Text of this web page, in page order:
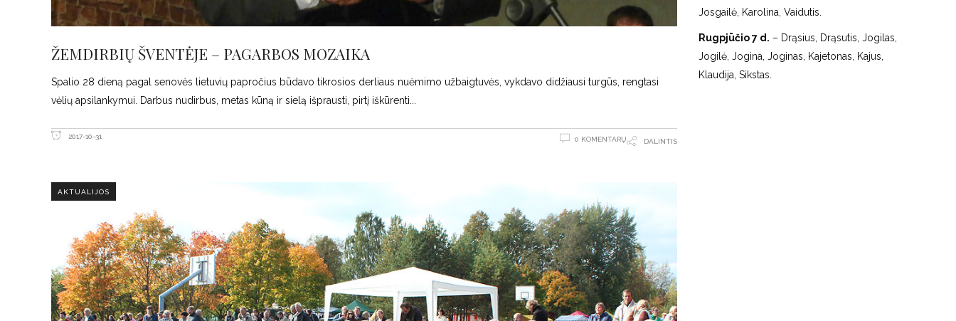
ŽEMDIRBIŲ ŠVENTĖJE – PAGARBOS MOZAIKA
Spalio 28 dieną pagal senovės lietuvių papročius būdavo tikrosios derliaus nuėmimo užbaigtuvės, vykdavo didžiausi turgūs, rengtasi
vėlių apsilankymui. Darbus nudirbus, metas kūną ir sielą išprausti, pirtį iškūrenti
2017-10-31 0 KOMENTARŲ DALINTIS
AKTUALIJOS
Josgailė, Karolina, Vaidutis.
Rugpjūčio 7 d. – Drąsius, Drąsutis, Jogilas,
Jogilė, Jogina, Joginas, Kajetonas, Kajus,
Klaudija, Sikstas.